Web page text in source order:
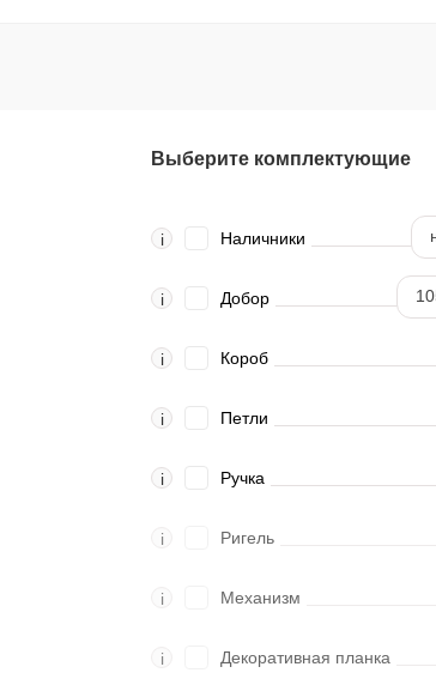
Выберите комплектующие
i Наличники
i Добор
i Короб
i Петли
i Ручка
i Ригель
i Механизм
i Декоративная планка